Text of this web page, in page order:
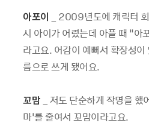
아포이 _ 2009년도에 캐릭터
시 아이가 어렸는데 아플 때 “아
라고요. 어감이 예뻐서 확장성
름으로 쓰게 됐어요.
꼬맘 _ 저도 단순하게 작명을 했
마’를 줄여서 꼬맘이라고요.